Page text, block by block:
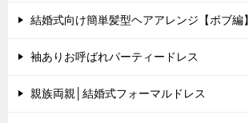
結婚式向け簡単髪型ヘアアレンジ【ボブ編】
袖ありお呼ばれパーティードレス
親族両親│結婚式フォーマルドレス